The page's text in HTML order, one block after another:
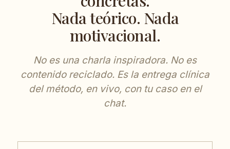
Nada teórico. Nada
motivacional.
No es una charla inspiradora. No es
contenido reciclado. Es la entrega clínica
del método, en vivo, con tu caso en el
chat.